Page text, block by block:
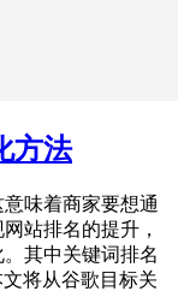
方法
味着商家要想通
站排名的提升，
其中关键词排名
将从谷歌目标关